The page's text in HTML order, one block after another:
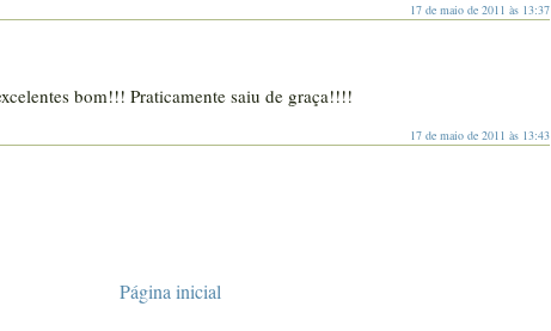
17 de maio de 2011 às 13:37
bom!!! Praticamente saiu de graça!!!!
17 de maio de 2011 às 13:43
Página inicial